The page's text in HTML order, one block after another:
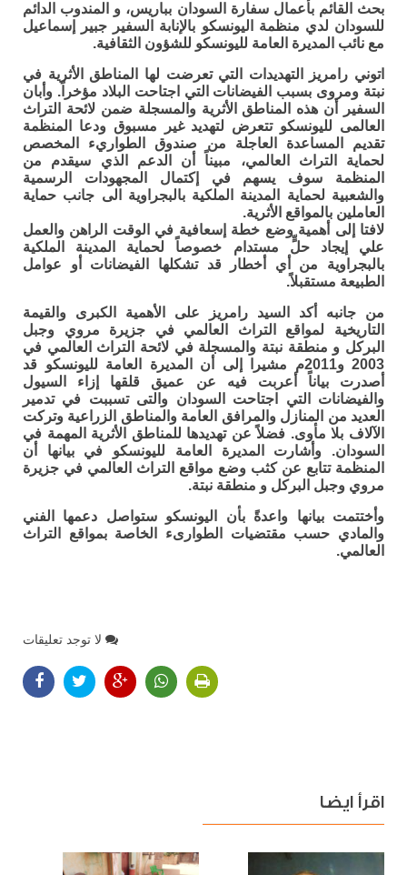
بحث القائم بأعمال سفارة السودان بباريس، و المندوب الدائم
للسودان لدي منظمة اليونسكو بالإنابة السفير جبير إسماعيل
مع نائب المديرة العامة لليونسكو للشؤون الثقافية.
اتوني رامريز التهديدات التي تعرضت لها المناطق الأثرية في
نبتة ومروى بسبب الفيضانات التي اجتاحت البلاد مؤخراً. وأبان
السفير أن هذه المناطق الأثرية والمسجلة ضمن لائحة التراث
العالمى لليونسكو تتعرض لتهديد غير مسبوق ودعا المنظمة
تقديم المساعدة العاجلة من صندوق الطواريء المخصص
لحماية التراث العالمي، مبيناً أن الدعم الذي سيقدم من
المنظمة سوف يسهم في إكتمال المجهودات الرسمية
والشعبية لحماية المدينة الملكية بالبجراوية الى جانب حماية
العاملين بالمواقع الأثرية.
لافتا إلى أهمية وضع خطة إسعافية في الوقت الراهن والعمل
علي إيجاد حلٍّ مستدام خصوصاً لحماية المدينة الملكية
بالبجراوية من أي أخطار قد تشكلها الفيضانات أو عوامل
الطبيعة مستقبلاً.
من جانبه أكد السيد رامريز على الأهمية الكبرى والقيمة
التاريخية لمواقع التراث العالمي في جزيرة مروي وجبل
البركل و منطقة نبتة والمسجلة في لائحة التراث العالمي في
2003 و2011م مشيرا إلى أن المديرة العامة لليونسكو قد
أصدرت بياناً أعربت فيه عن عميق قلقها إزاء السيول
والفيضانات التي اجتاحت السودان والتى تسببت في تدمير
العديد من المنازل والمرافق العامة والمناطق الزراعية وتركت
الآلاف بلا مأوى. فضلاً عن تهديدها للمناطق الأثرية المهمة في
السودان. وأشارت المديرة العامة لليونسكو في بيانها أن
المنظمة تتابع عن كثب وضع مواقع التراث العالمي في جزيرة
مروي وجبل البركل و منطقة نبتة.
وأختتمت بيانها واعدةً بأن اليونسكو ستواصل دعمها الفني
والمادي حسب مقتضيات الطوارىء الخاصة بمواقع التراث
العالمي.
لا توجد تعليقات
اقرأ ايضا